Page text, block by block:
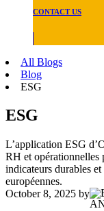
CONTACT US
All Blogs
Blog
ESG
ESG
L’application ESG
RH et opérationnelles
indicateurs durables
européennes.
October 8, 2025 by